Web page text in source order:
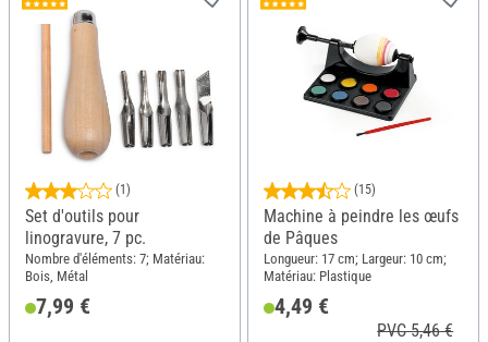
(1)
Set d'outils pour
linogravure, 7 pc.
Nombre d'éléments: 7; Matériau:
Bois, Métal
7,99 €
(15)
Machine à peindre les œufs
de Pâques
Longueur: 17 cm; Largeur: 10 cm;
Matériau: Plastique
4,49 €
PVC 5,46 €